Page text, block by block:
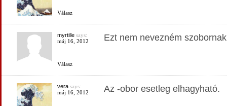
Válasz
myrtillesays:
máj 16, 2012
Válasz
Ezt nem nevezném
verasays:
máj 16, 2012
Az -obor esetleg elhagyható.